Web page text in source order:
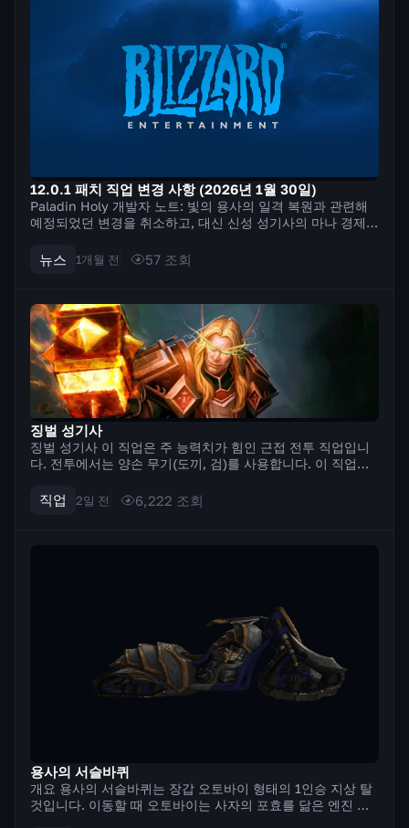
12.0.1 패치 직업 변경 사항 (2026년 1월 30일)
Paladin Holy 개발자 노트: 빛의 용사의 일격 복원과 관련해
예정되었던 변경을 취소하고, 대신 신성 성기사의 마나 경제와
제약을 완화하고 추가 주문 사용을 장려하여 비슷한 결과를 얻
는 것입니다. 즉,...
뉴스 1개월 전 57 조회
징벌 성기사
징벌 성기사 이 직업은 주 능력치가 힘인 근접 전투 직업입니
다. 전투에서는 양손 무기(도끼, 검)를 사용합니다. 이 직업의
입니다. 일부 기술은 신성한 힘을 축적하고, 다른 기술은 이를
소비하여 최대의 피해를 입...
직업 2일 전 6,222 조회
용사의 서슬바퀴
개요 용사의 서슬바퀴는 장갑 오토바이 형태의 1인승 지상 탈
것입니다. 이동할 때 오토바이는 사자의 포효를 닮은 엔진 굉